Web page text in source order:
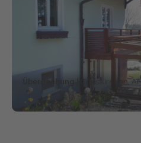
Überdachung | Grieskirchen, AT